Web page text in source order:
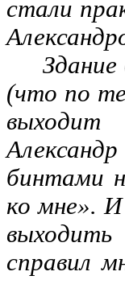
стали
Здание
(что по
выходит
бинтами
ко мне».
справил